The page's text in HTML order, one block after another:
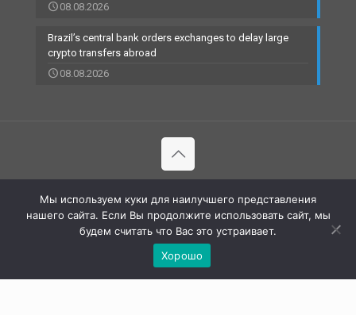
08.08.2026
Brazil’s central bank orders exchanges to delay large
crypto transfers abroad
08.08.2026
технологии | All Rights Reserved |
Мы используем куки для наилучшего представления
нашего сайта. Если Вы продолжите использовать сайт, мы
будем считать что Вас это устраивает.
Хорошо